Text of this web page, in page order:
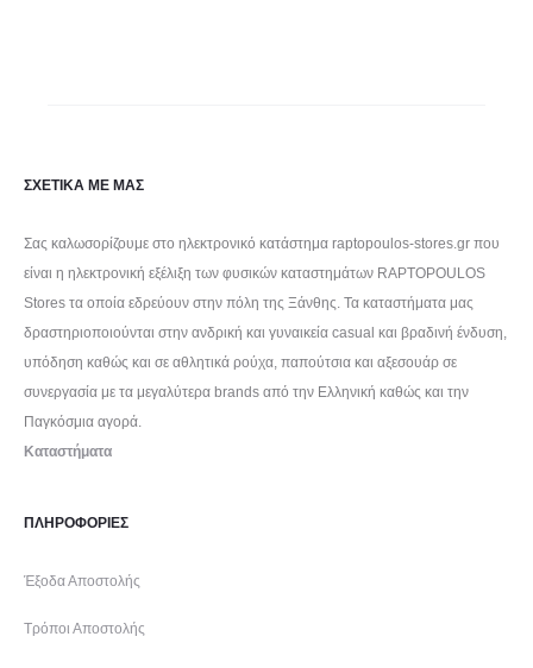
ΣΧΕΤΙΚΑ ΜΕ ΜΑΣ
Σας καλωσορίζουμε στο ηλεκτρονικό κατάστημα raptopoulos-stores.gr που
είναι η ηλεκτρονική εξέλιξη των φυσικών καταστημάτων RAPTOPOULOS
Stores τα οποία εδρεύουν στην πόλη της Ξάνθης. Τα καταστήματα μας
δραστηριοποιούνται στην ανδρική και γυναικεία casual και βραδινή ένδυση,
υπόδηση καθώς και σε αθλητικά ρούχα, παπούτσια και αξεσουάρ σε
συνεργασία με τα μεγαλύτερα brands από την Ελληνική καθώς και την
Παγκόσμια αγορά.
Καταστήματα
ΠΛΗΡΟΦΟΡΙΕΣ
Έξοδα Αποστολής
Τρόποι Αποστολής